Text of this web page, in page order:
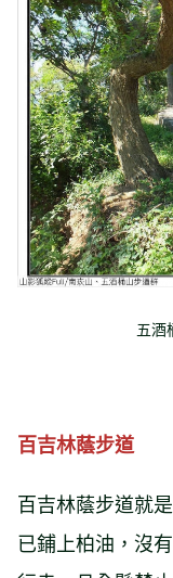
五酒
百吉林蔭步道
百吉林蔭步道就
已鋪上柏油，沒